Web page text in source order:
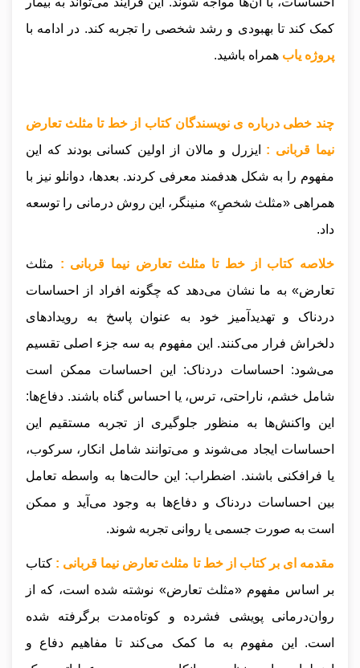
کمک کند تا بهبودی و رشد شخصی را تجربه کند. در ادامه با
پروژه یاب همراه باشید.
چند خطی درباره ی نویسندگان کتاب از خط تا مثلث تعارض
نیما قربانی :
ایزرل و مالان از اولین کسانی بودند که این
مفهوم را به شکل هدفمند معرفی کردند. بعدها، دوانلو نیز با
همراهی «مثلث شخصِ» منینگر، این روش درمانی را توسعه
داد.
خلاصه کتاب از خط تا مثلث تعارض نیما قربانی : مثلث
تعارض» به ما نشان می‌دهد که چگونه افراد از احساسات
دردناک و تهدیدآمیز خود به عنوان پاسخ به رویدادهای
دلخراش فرار می‌کنند. این مفهوم به سه جزء اصلی تقسیم
می‌شود: احساسات دردناک: این احساسات ممکن است
شامل خشم، ناراحتی، ترس، یا احساس گناه باشند. دفاع‌ها:
این واکنش‌ها به منظور جلوگیری از تجربه مستقیم این
احساسات ایجاد می‌شوند و می‌توانند شامل انکار، سرکوب،
یا فرافکنی باشند. اضطراب: این حالت‌ها به واسطه تعامل
بین احساسات دردناک و دفاع‌ها به وجود می‌آید و ممکن
است به صورت جسمی یا روانی تجربه شوند.
مقدمه ای بر کتاب از خط تا مثلث تعارض نیما قربانی : کتاب
بر اساس مفهوم «مثلث تعارض» نوشته شده است، که از
روان‌درمانی پویشی فشرده و کوتاه‌مدت برگرفته شده
است. این مفهوم به ما کمک می‌کند تا مفاهیم دفاع و